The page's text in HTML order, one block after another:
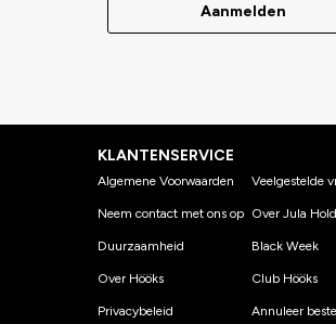
Aanmelden
KLANTENSERVICE
Algemene Voorwaarden
Neem contact met ons op
Duurzaamheid
Over Hööks
Privacybeleid
Veelgestelde
Over Jula
Black Week
Club Hööks
Annuleer